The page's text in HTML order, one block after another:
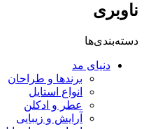
ناوبری
دسته‌بندی‌ها
دنیای مد
برندها و طراحان
انواع استایل
عطر و ادکلن
آرایش و زیبایی